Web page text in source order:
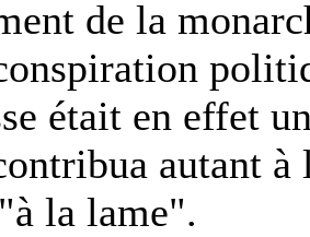
de la
était en effet
autant
la lame".